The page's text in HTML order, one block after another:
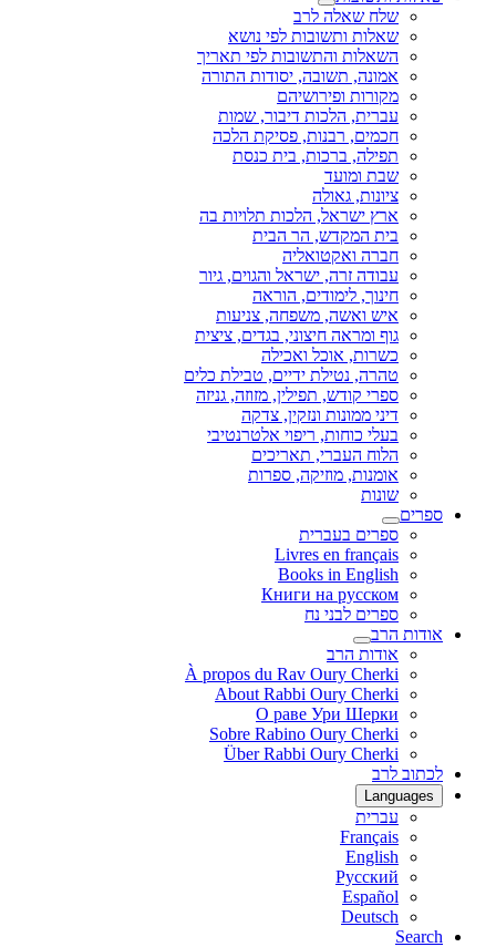
שלח שאלה לרב
שאלות ותשובות לפי נושא
השאלות והתשובות לפי תאריך
אמונה, תשובה, יסודות התורה
מקורות ופירושיהם
עברית, הלכות דיבור, שמות
חכמים, רבנות, פסיקת הלכה
תפילה, ברכות, בית כנסת
שבת ומועד
ציונות, גאולה
ארץ ישראל, הלכות תלויות בה
בית המקדש, הר הבית
חברה ואקטואליה
עבודה זרה, ישראל והגוים, גיור
חינוך, לימודים, הוראה
איש ואשה, משפחה, צניעות
גוף ומראה חיצוני, בגדים, ציצית
כשרות, אוכל ואכילה
טהרה, נטילת ידיים, טבילת כלים
ספרי קודש, תפילין, מזוזה, גניזה
דיני ממונות ונזקין, צדקה
בעלי כוחות, ריפוי אלטרנטיבי
הלוח העברי, תאריכים
אומנות, מוזיקה, ספרות
שונות
ספרים
ספרים בעברית
Livres en français
Books in English
Книги на русском
ספרים לבני נח
אודות הרב
אודות הרב
À propos du Rav Oury Cherki
About Rabbi Oury Cherki
О раве Ури Шерки
Sobre Rabino Oury Cherki
Über Rabbi Oury Cherki
לכתוב לרב
Languages
עברית
Français
English
Русский
Español
Deutsch
Search